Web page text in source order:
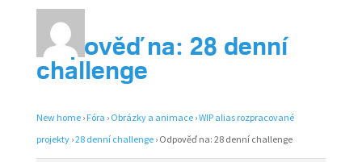
Odpověď na: 28 denní
challenge
New home › Fóra › Obrázky a animace ›WIP alias rozpracované
projekty ›28 denní challenge › Odpověď na: 28 denní challenge